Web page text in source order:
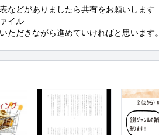
などがありましたら共有をお願いします
イル
ただきながら進めていければと思います。